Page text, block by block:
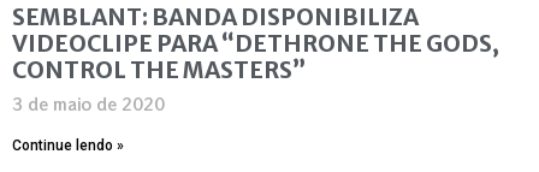
SEMBLANT: BANDA DISPONIBILIZA
VIDEOCLIPE PARA “DETHRONE THE GODS,
CONTROL THE MASTERS”
3 de maio de 2020
Continue lendo »